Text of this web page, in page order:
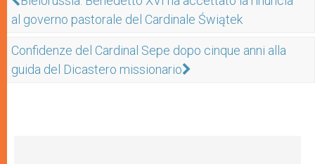
al governo pastorale del Cardinale Świątek
Confidenze del Cardinal Sepe dopo cinque anni alla
guida del Dicastero missionario